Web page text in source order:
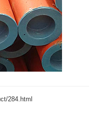
284.html